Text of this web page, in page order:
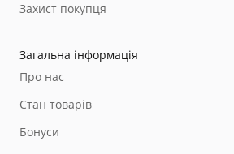
Захист покупця
Загальна інформація
Про нас
Стан товарів
Бонуси